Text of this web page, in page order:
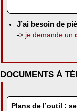
J’ai besoin de
-> je demande un
DOCUMENTS À
Plans de l’outil :